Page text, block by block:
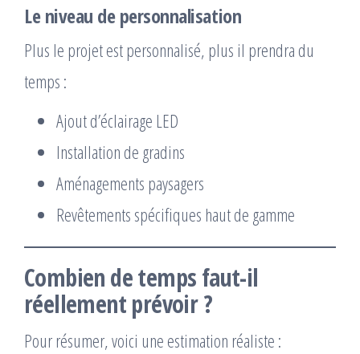
Le niveau de personnalisation
Plus le projet est personnalisé, plus il prendra du
temps :
Ajout d’éclairage LED
Installation de gradins
Aménagements paysagers
Revêtements spécifiques haut de gamme
Combien de temps faut-il
réellement prévoir ?
Pour résumer, voici une estimation réaliste :